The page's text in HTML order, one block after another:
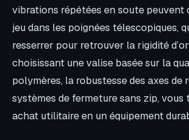
vibrations répétées en soute peuvent
jeu dans les poignées télescopiques,
resserrer pour retrouver la rigidité
choisissant une valise basée sur la
polymères, la robustesse des axes de
systèmes de fermeture sans zip,
achat utilitaire en un équipement